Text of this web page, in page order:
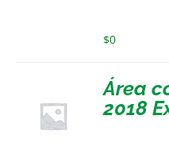
$0
Área
2018